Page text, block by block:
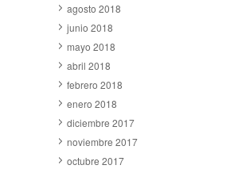
agosto 2018
junio 2018
mayo 2018
abril 2018
febrero 2018
enero 2018
diciembre 2017
noviembre 2017
octubre 2017